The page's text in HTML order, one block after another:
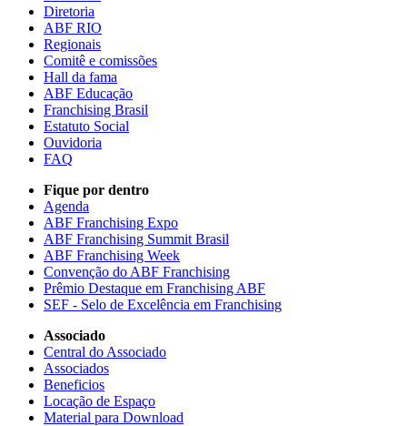
Diretoria
ABF RIO
Regionais
Comitê e comissões
Hall da fama
ABF Educação
Franchising Brasil
Estatuto Social
Ouvidoria
FAQ
Fique por dentro
Agenda
ABF Franchising Expo
ABF Franchising Summit Brasil
ABF Franchising Week
Convenção do ABF Franchising
Prêmio Destaque em Franchising ABF
SEF - Selo de Excelência em Franchising
Associado
Central do Associado
Associados
Beneficios
Locação de Espaço
Material para Download